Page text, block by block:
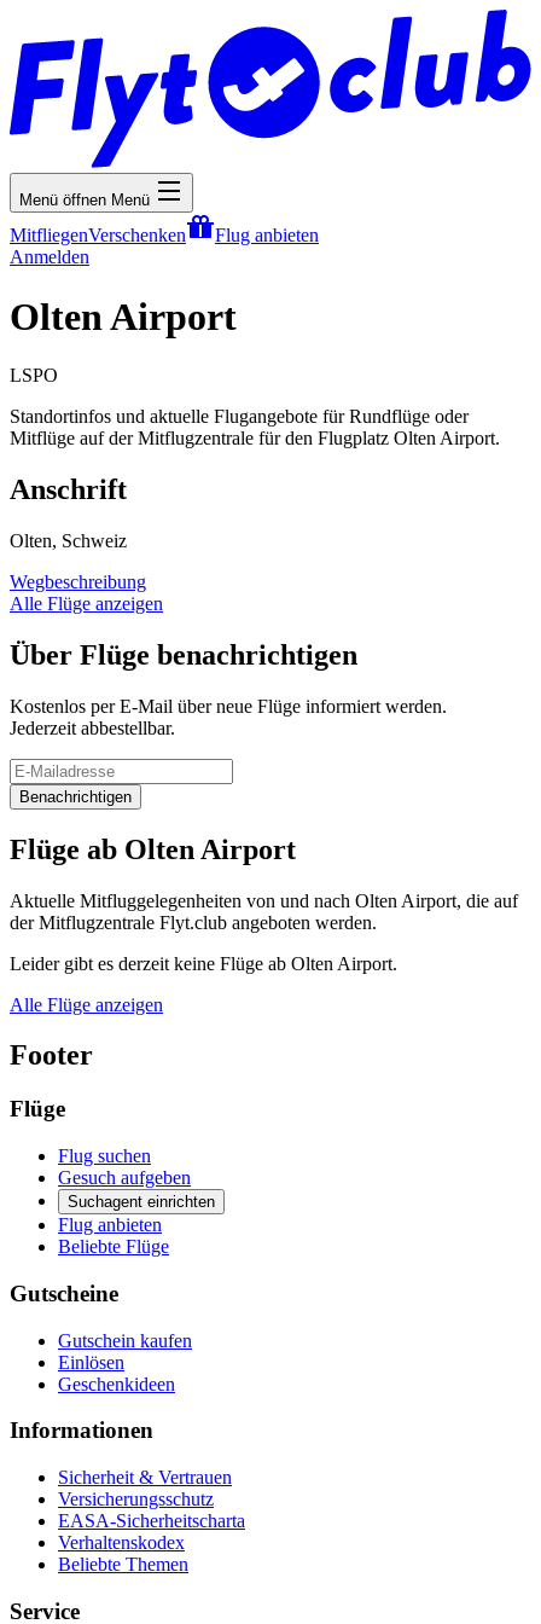
Menü öffnen Menü
MitfliegenVerschenken
Flug anbieten
Anmelden
Olten Airport
LSPO
Standortinfos und aktuelle Flugangebote für Rundflüge oder
Mitflüge auf der Mitflugzentrale für den Flugplatz Olten Airport.
Anschrift
Olten, Schweiz
Wegbeschreibung
Alle Flüge anzeigen
Über Flüge benachrichtigen
Kostenlos per E-Mail über neue Flüge informiert werden.
Jederzeit abbestellbar.
Benachrichtigen
Flüge ab Olten Airport
Aktuelle Mitfluggelegenheiten von und nach Olten Airport, die auf
der Mitflugzentrale Flyt.club angeboten werden.
Leider gibt es derzeit keine Flüge ab Olten Airport.
Alle Flüge anzeigen
Footer
Flüge
Flug suchen
Gesuch aufgeben
Suchagent einrichten
Flug anbieten
Beliebte Flüge
Gutscheine
Gutschein kaufen
Einlösen
Geschenkideen
Informationen
Sicherheit & Vertrauen
Versicherungsschutz
EASA-Sicherheitscharta
Verhaltenskodex
Beliebte Themen
Service